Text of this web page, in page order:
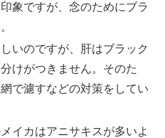
象ですが、念のためにブラ
いのですが、肝はブラック
けがつきません。そのた
で濾すなどの対策をしてい
イカはアニサキスが多いよ